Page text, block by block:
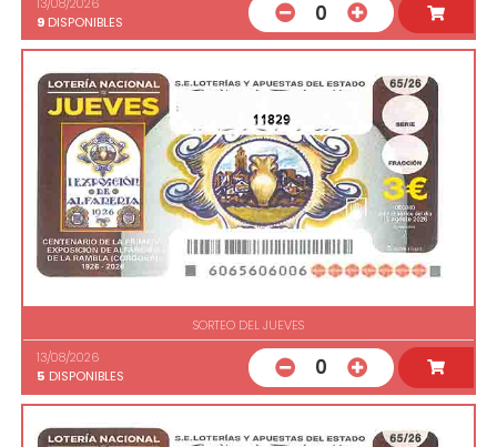
9 DISPONIBLES 0
11829
SORTEO DEL JUEVES
13/08/2026
5 DISPONIBLES 0